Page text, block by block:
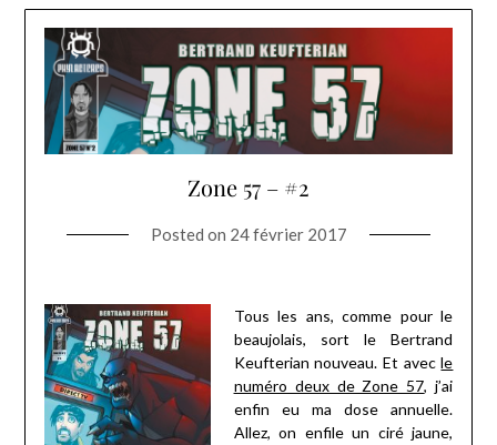
Zone 57 – #2
Posted on 24 février 2017
Tous les ans, comme pour le
beaujolais, sort le Bertrand
Keufterian nouveau. Et avecle
numéro deux de Zone 57, j’ai
enfin eu ma dose annuelle.
Allez, on enfile un ciré jaune,